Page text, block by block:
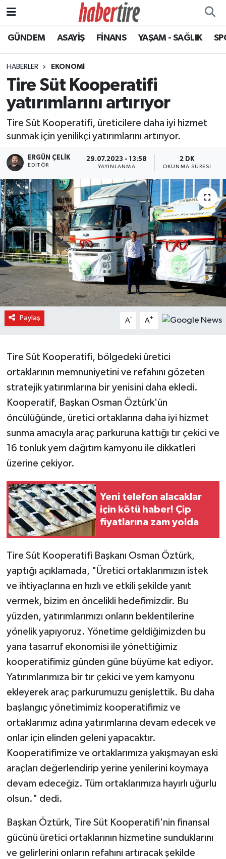
GÜNDEM ASAYİŞ FİNANS YAŞAM - SAĞLIK
HABERLER EKONOMİ
Tire Süt Kooperatifi
yatırımlarını artırıyor
Tire Süt Kooperatifi, üreticilere daha iyi hizmet
sunmak için yenilikçi yatırımlarını artırıyor.
ERGÜN ÇELIK
EDITÖR
29.07.2023 - 13:58
YAYINLANMA
2 DK
OKUNMA SÜRESI
Paylaş A- A+
Tire Süt Kooperatifi, bölgedeki üretici
ortaklarının memnuniyetini ve refahını gözeten
stratejik yatırımlarına bir yenisini daha ekledi.
Kooperatif, Başkan Osman Öztürk'ün
öncülüğünde, üretici ortaklarına daha iyi hizmet
sunma amacıyla araç parkuruna kattığı tır çekici ve
16 tonluk yem dağıtım kamyonu ile dikkatleri
üzerine çekiyor.
Yeni telefon alacaklar
için kötü haber! Çip
fiyatlarına zam yolda
Tire Süt Kooperatifi Başkanı Osman Öztürk,
yaptığı açıklamada, "Üretici ortaklarımızın istek
ve ihtiyaçlarına en hızlı ve etkili şekilde yanıt
vermek, bizim en öncelikli hedefimizdir. Bu
yüzden, yatırımlarımızı onların beklentilerine
yönelik yapıyoruz. Yönetime geldiğimizden bu
yana tasarruf ekonomisi ile yönettiğimiz
kooperatifimiz günden güne büyüme kat ediyor.
Yatırımlarımıza bir tır çekici ve yem kamyonu
ekleyerek araç parkurumuzu genişlettik. Bu daha
başlangıç yönetimimiz kooperatifimiz ve
ortaklarımız adına yatırımlarına devam edecek ve
onlar için elinden geleni yapacaktır.
Kooperatifimize ve ortaklarımıza yakışmayan eski
araçları değerlendirip yerine yenilerini koymaya
devam edeceğiz. Tüm ortaklarımıza hayırlı uğurlu
olsun." dedi.
Başkan Öztürk, Tire Süt Kooperatifi'nin finansal
gücünü üretici ortaklarının hizmetine sunduklarını
ve gelirlerini onların refahını artıracak şekilde
Tire Nöbetçi Eczaneler
Tire Hava Durumu
Tire Trafik Yoğunluk Haritası
Tüm Manşetler
Son Dakika Haberleri
Haber Arşivi